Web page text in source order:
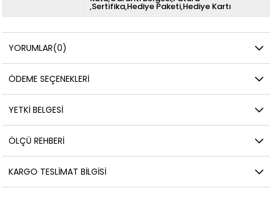
,Sertifika,Hediye Paketi,Hediye Kartı
YORUMLAR(0)
ÖDEME SEÇENEKLERI
YETKİ BELGESİ
ÖLÇÜ REHBERI
KARGO TESLIMAT BILGISI